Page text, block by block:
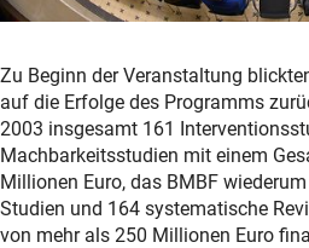
Zu Beginn der Veranstaltung
auf die Erfolge des Programms
2003 insgesamt 161
Machbarkeitsstudien mit einem
Millionen Euro, das BMBF
Studien und 164 systematische
von mehr als 250 Millionen Euro